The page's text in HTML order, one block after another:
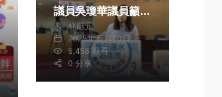
議員吳瓊華議員籲應
先整修再招標 盼轉
型複合運動場館
林獻元
2025年五月10日
5,458 觀看
0 分享